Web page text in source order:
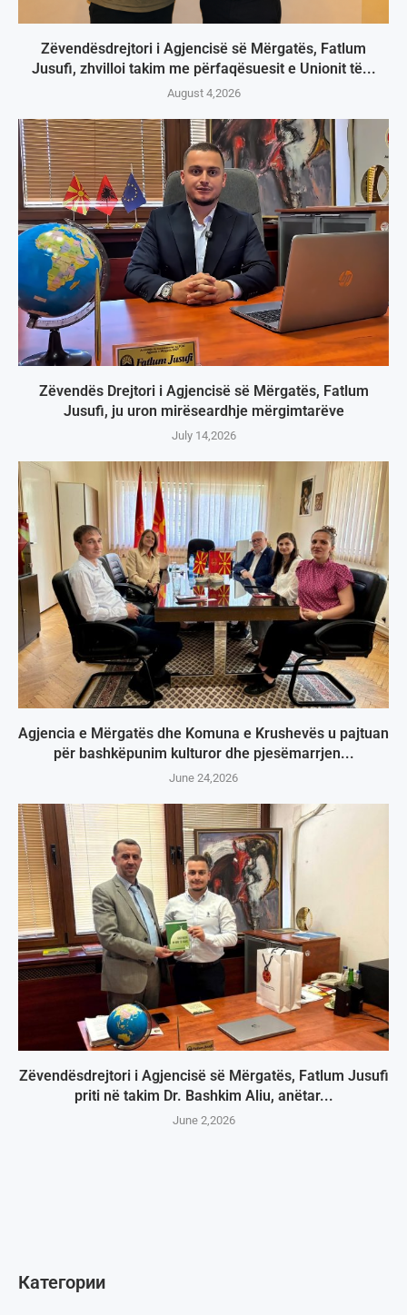
Zëvendësdrejtori i Agjencisë së Mërgatës, Fatlum
Jusufi, zhvilloi takim me përfaqësuesit e Unionit të...
August 4,2026
Zëvendës Drejtori i Agjencisë së Mërgatës, Fatlum
Jusufi, ju uron mirëseardhje mërgimtarëve
July 14,2026
Agjencia e Mërgatës dhe Komuna e Krushevës u pajtuan
për bashkëpunim kulturor dhe pjesëmarrjen...
June 24,2026
Zëvendësdrejtori i Agjencisë së Mërgatës, Fatlum Jusufi
priti në takim Dr. Bashkim Aliu, anëtar...
June 2,2026
Категории